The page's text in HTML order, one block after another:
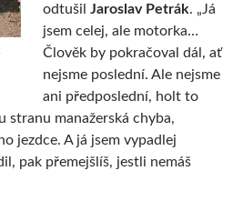
odtušil Jaroslav Petrák. „Já
jsem celej, ale motorka…
Člověk by pokračoval dál, ať
nejsme poslední. Ale nejsme
ani předposlední, holt to
stranu manažerská chyba,
jezdce. A já jsem vypadlej
pak přemejšlíš, jestli nemáš